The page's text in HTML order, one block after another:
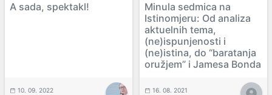
A sada, spektakl!
10. 09. 2022
Minula sedmica na
Istinomjeru: Od analiza
aktuelnih tema,
(ne)ispunjenosti i
(ne)istina, do “baratanja
oružjem” i Jamesa Bonda
16. 08. 2021